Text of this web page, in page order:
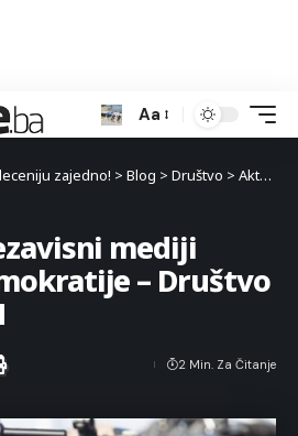
Aa
zajedno! > Blog > Društvo > Aktuelnosti
mediji
– Društvo
2 Min. Za Čitanje